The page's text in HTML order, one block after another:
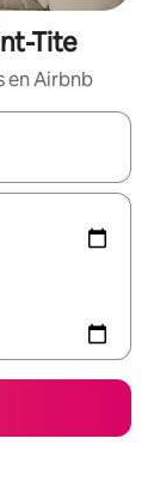
Tite
en Airbnb
con las